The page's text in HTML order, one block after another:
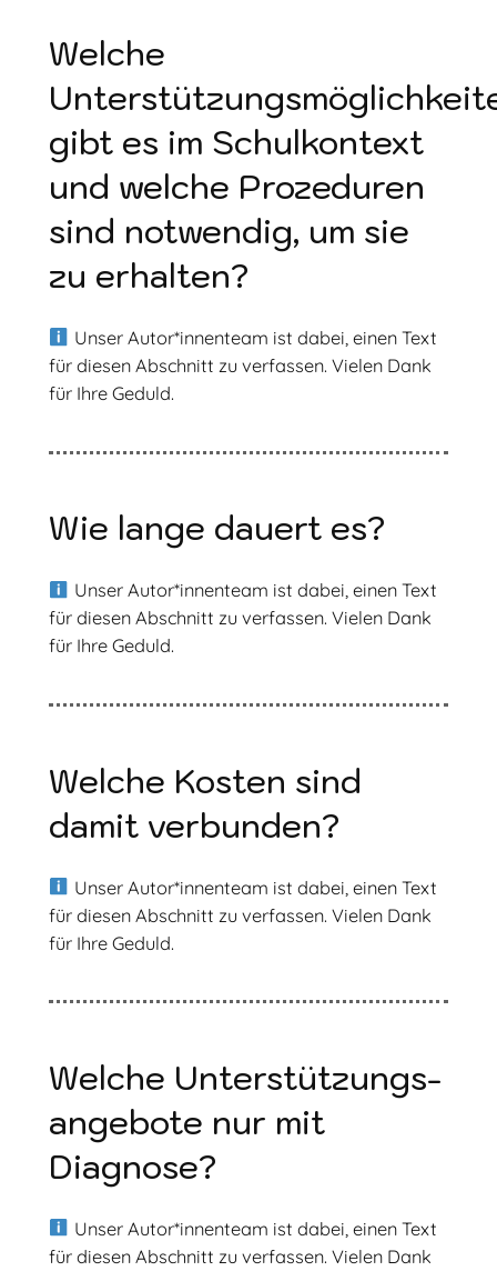
Welche
gibt es im Schulkontext
und welche Prozeduren
sind notwendig, um sie
zu erhalten?
Unser Autor*innenteam ist dabei, einen Text
für diesen Abschnitt zu verfassen. Vielen Dank
für Ihre Geduld.
Wie lange dauert es?
Unser Autor*innenteam ist dabei, einen Text
für diesen Abschnitt zu verfassen. Vielen Dank
für Ihre Geduld.
Welche Kosten sind
damit verbunden?
Unser Autor*innenteam ist dabei, einen Text
für diesen Abschnitt zu verfassen. Vielen Dank
für Ihre Geduld.
Welche Unterstützungs­­­
angebote nur mit
Diagnose?
Unser Autor*innenteam ist dabei, einen Text
für diesen Abschnitt zu verfassen. Vielen Dank